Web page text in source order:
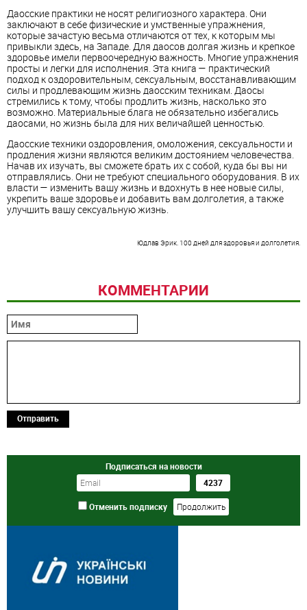
Даосские практики не носят религиозного характера. Они
заключают в себе физические и умственные упражнения,
которые зачастую весьма отличаются от тех, к которым мы
привыкли здесь, на Западе. Для даосов долгая жизнь и крепкое
здоровье имели первоочередную важность. Многие упражнения
просты и легки для исполнения. Эта книга — практический
подход к оздоровительным, сексуальным, восстанавливающим
силы и продлевающим жизнь даосским техникам. Даосы
стремились к тому, чтобы продлить жизнь, насколько это
возможно. Материальные блага не обязательно избегались
даосами, но жизнь была для них величайшей ценностью.
Даосские техники оздоровления, омоложения, сексуальности и
продления жизни являются великим достоянием человечества.
Начав их изучать, вы сможете брать их с собой, куда бы вы ни
отправлялись. Они не требуют специального оборудования. В их
власти — изменить вашу жизнь и вдохнуть в нее новые силы,
укрепить ваше здоровье и добавить вам долголетия, а также
улучшить вашу сексуальную жизнь.
Юдлав Эрик. 100 дней для здоровья и долголетия.
КОММЕНТАРИИ
Отправить
Подписаться на новости
Отменить подписку